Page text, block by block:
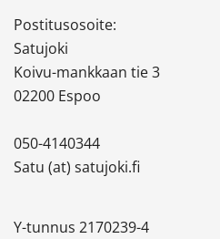
Postitusosoite:
Satujoki
Koivu-mankkaan tie 3
02200 Espoo
050-4140344
Satu (at) satujoki.fi
Y-tunnus 2170239-4